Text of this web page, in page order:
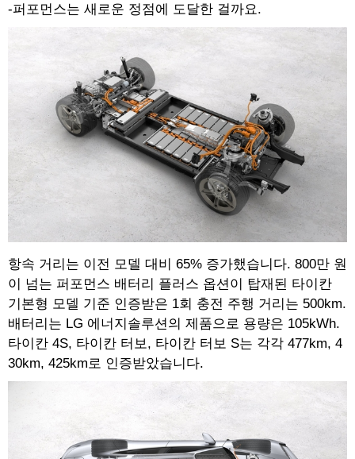
-퍼포먼스는 새로운 정점에 도달한 걸까요.
항속 거리는 이전 모델 대비 65% 증가했습니다. 800만 원
이 넘는 퍼포먼스 배터리 플러스 옵션이 탑재된 타이칸
기본형 모델 기준 인증받은 1회 충전 주행 거리는 500km.
배터리는 LG 에너지솔루션의 제품으로 용량은 105kWh.
타이칸 4S, 타이칸 터보, 타이칸 터보 S는 각각 477km, 4
30km, 425km로 인증받았습니다.